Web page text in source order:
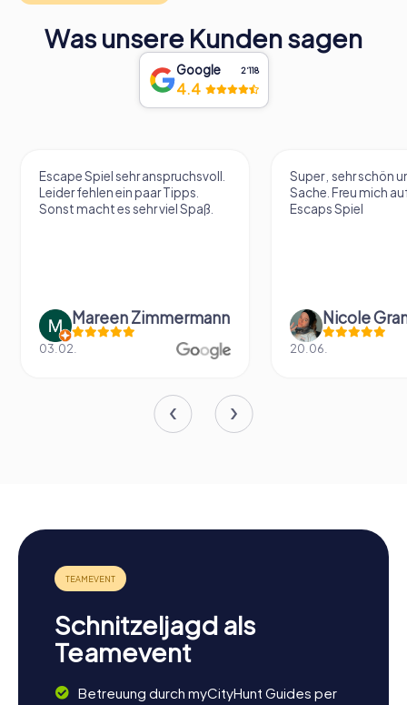
Was unsere Kunden sagen
Google 2‘118
4.4
Escape Spiel sehr anspruchsvoll.
Leider fehlen ein paar Tipps.
Sonst macht es sehr viel Spaß.
Mareen Zimmermann
03.02.
Super , sehr schön
Sache. Freu mich
Escaps Spiel
Nicole
20.06.
Schnitzeljagd als
Teamevent
Betreuung durch myCityHunt Guides per